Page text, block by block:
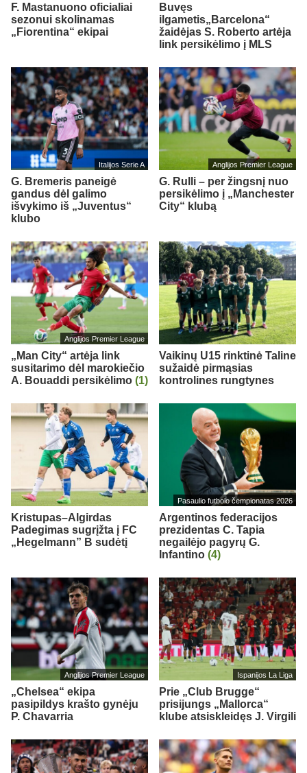
F. Mastanuono oficialiai
sezonui skolinamas
„Fiorentina“ ekipai
Buvęs
ilgametis„Barcelona“
žaidėjas S. Roberto artėja
link persikėlimo į MLS
Italijos Serie A
G. Bremeris paneigė
gandus dėl galimo
išvykimo iš „Juventus“
klubo
Anglijos Premier League
G. Rulli – per žingsnį nuo
persikėlimo į „Manchester
City“ klubą
Anglijos Premier League
„Man City“ artėja link
susitarimo dėl marokiečio
A. Bouaddi persikėlimo (1)
Vaikinų U15 rinktinė Taline
sužaidė pirmąsias
kontrolines rungtynes
Kristupas–Algirdas
Padegimas sugrįžta į FC
„Hegelmann” B sudėtį
Pasaulio futbolo čempionatas 2026
Argentinos federacijos
prezidentas C. Tapia
negailėjo pagyrų G.
Infantino (4)
Anglijos Premier League
„Chelsea“ ekipa
pasipildys krašto gynėju
P. Chavarria
Ispanijos La Liga
Prie „Club Brugge“
prisijungs „Mallorca“
klube atsiskleidęs J. Virgili